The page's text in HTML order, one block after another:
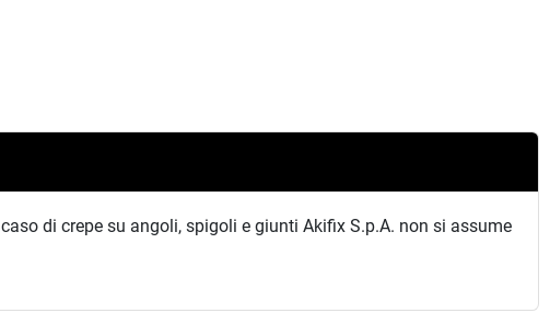
di crepe su angoli, spigoli e giunti Akifix S.p.A. non si assume